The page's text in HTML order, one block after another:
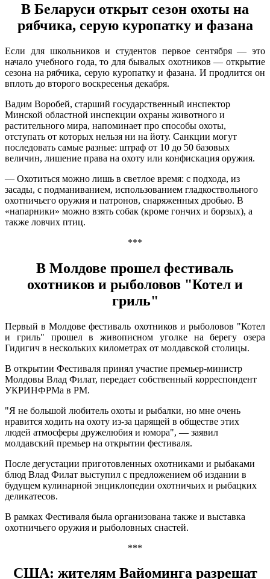
В Беларуси открыт сезон охоты на
рябчика, серую куропатку и фазана
Если для школьников и студентов первое сентября — это
начало учебного года, то для бывалых охотников — открытие
сезона на рябчика, серую куропатку и фазана. И продлится он
вплоть до второго воскресенья декабря.
Вадим Воробей, старший государственный инспектор
Минской областной инспекции охраны животного и
растительного мира, напоминает про способы охоты,
отступать от которых нельзя ни на йоту. Санкции могут
последовать самые разные: штраф от 10 до 50 базовых
величин, лишение права на охоту или конфискация оружия.
— Охотиться можно лишь в светлое время: с подхода, из
засады, с подманиванием, использованием гладкоствольного
охотничьего оружия и патронов, снаряженных дробью. В
«напарники» можно взять собак (кроме гончих и борзых), а
также ловчих птиц.
***
В Молдове прошел фестиваль
охотников и рыболовов "Котел и
гриль"
Первый в Молдове фестиваль охотников и рыболовов "Котел
и гриль" прошел в живописном уголке на берегу озера
Гидигич в нескольких километрах от молдавской столицы.
В открытии Фестиваля принял участие премьер-министр
Молдовы Влад Филат, передает собственный корреспондент
УКРИНФРМа в РМ.
"Я не большой любитель охоты и рыбалки, но мне очень
нравится ходить на охоту из-за царящей в обществе этих
людей атмосферы дружелюбия и юмора", — заявил
молдавский премьер на открытии фестиваля.
После дегустации приготовленных охотниками и рыбаками
блюд Влад Филат выступил с предложением об издании в
будущем кулинарной энциклопедии охотничьих и рыбацких
деликатесов.
В рамках Фестиваля была организована также и выставка
охотничьего оружия и рыболовных снастей.
***
США: жителям Вайоминга разрешат